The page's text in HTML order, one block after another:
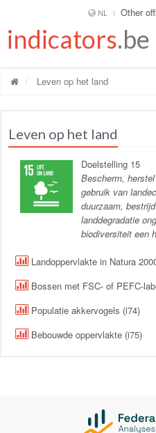
NL Other
indicators.be
Leven op het land
Leven op het land
Doelstelling 15
Bescherm,
gebruik van
duurzaam,
landdegradatie
biodiversiteit een
Landoppervlakte in Natura
Bossen met FSC- of PEFC-
Populatie akkervogels (i74)
Bebouwde oppervlakte (i75)